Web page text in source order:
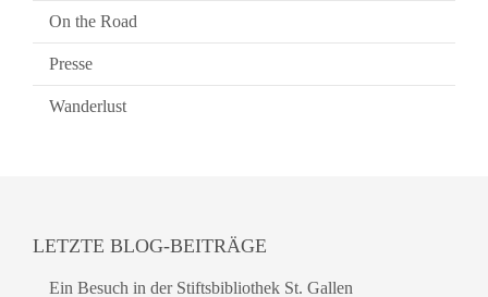
On the Road
Presse
Wanderlust
LETZTE BLOG-BEITRÄGE
Ein Besuch in der Stiftsbibliothek St. Gallen